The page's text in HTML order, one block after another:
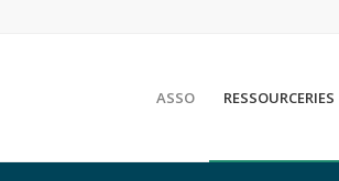
ASSO RESSOURCERIES